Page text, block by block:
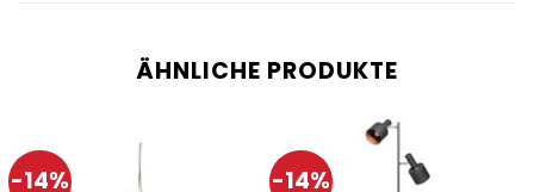
ÄHNLICHE PRODUKTE
-14% -14%